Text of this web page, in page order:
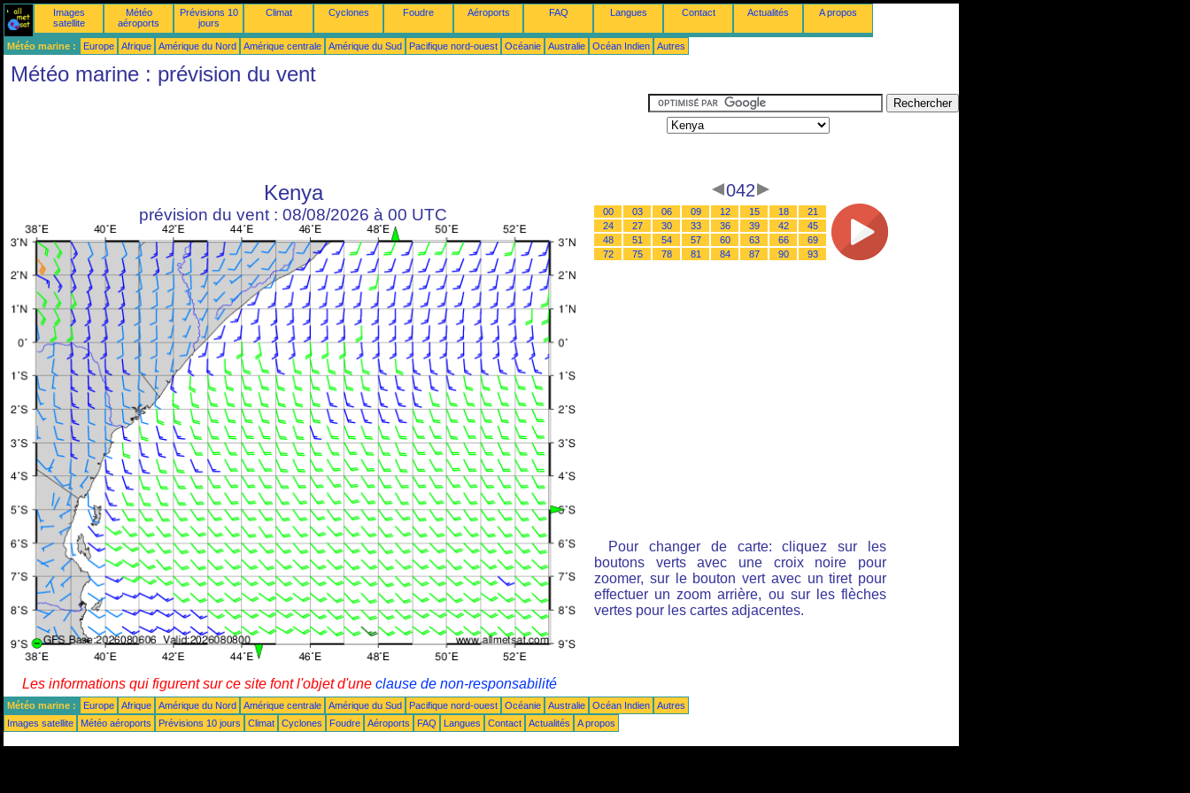
Images
satellite
Météo
aéroports
Prévisions 10
jours
Climat Cyclones Foudre Aéroports FAQ Langues Contact Actualités A propos
Météo marine : Europe Afrique Amérique du Nord Amérique centrale Amérique du Sud Pacifique nord-ouest Océanie Australie Océan Indien Autres
Météo marine : prévision du vent
Kenya
prévision du vent : 08/08/2026 à 00 UTC
042
00 03 06 09 12 15 18
21
24
27 30 33 36 39 42
45
48
51 54 57 60 63 66
69
72
75 78 81 84 87 90 93
Pour changer de carte: cliquez sur les
boutons verts avec une croix noire pour
zoomer, sur le bouton vert avec un tiret pour
effectuer un zoom arrière, ou sur les flèches
vertes pour les cartes adjacentes.
Les informations qui figurent sur ce site font l'objet d'une clause de non-responsabilité
Météo marine : Europe Afrique Amérique du Nord Amérique centrale Amérique du Sud Pacifique nord-ouest Océanie Australie Océan Indien
Autres
Images satellite
Météo aéroports Prévisions 10 jours Climat Cyclones Foudre Aéroports FAQ Langues Contact Actualités A propos